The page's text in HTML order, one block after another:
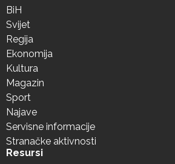
BiH
Svijet
Regija
Ekonomija
Kultura
Magazin
Sport
Najave
Servisne informacije
Stranačke aktivnosti
Resursi